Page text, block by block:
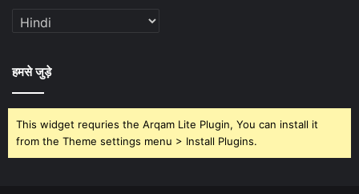
हमसे जुड़े
This widget requries the Arqam Lite Plugin, You can install it
from the Theme settings menu > Install Plugins.